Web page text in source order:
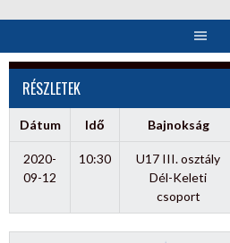
RÉSZLETEK
Dátum Idő Bajnokság
2020-
09-12
10:30
U17 III. osztály
Dél-Keleti
csoport